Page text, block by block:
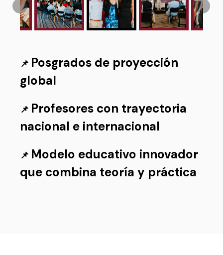
📌 Posgrados de proyección
global
📌 Profesores con trayectoria
nacional e internacional
📌 Modelo educativo innovador
que combina teoría y práctica